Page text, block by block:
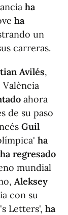
ha
ha
un
carreras.
Avilés,
València
ahora
de su paso
Guil
ha
ha regresado
mundial
Aleksey
con su
Letters', ha